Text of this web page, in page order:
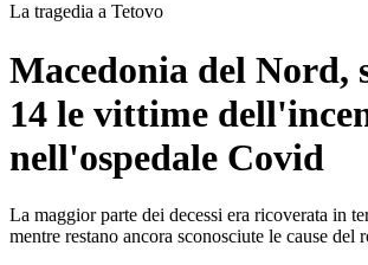
La tragedia a Tetovo
Macedonia del Nord,
14 le vittime
nell'ospedale Covid
La maggior parte dei decessi era ricoverata in
mentre restano ancora sconosciute le cause del